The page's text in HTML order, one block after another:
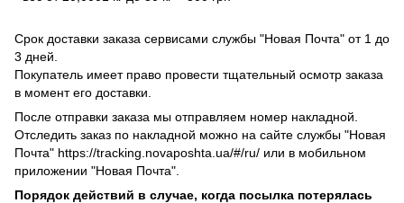
Срок доставки заказа сервисами службы "Новая Почта" от 1 до
3 дней.
Покупатель имеет право провести тщательный осмотр заказа
в момент его доставки.
После отправки заказа мы отправляем номер накладной.
Отследить заказ по накладной можно на сайте службы "Новая
Почта" https://tracking.novaposhta.ua/#/ru/ или в мобильном
приложении "Новая Почта".
Порядок действий в случае, когда посылка потерялась